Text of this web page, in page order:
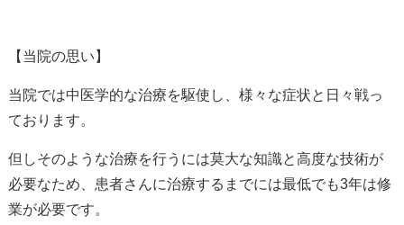
【当院の思い】
当院では中医学的な治療を駆使し、様々な症状と日々戦っ
ております。
但しそのような治療を行うには莫大な知識と高度な技術が
必要なため、患者さんに治療するまでには最低でも3年は修
業が必要です。